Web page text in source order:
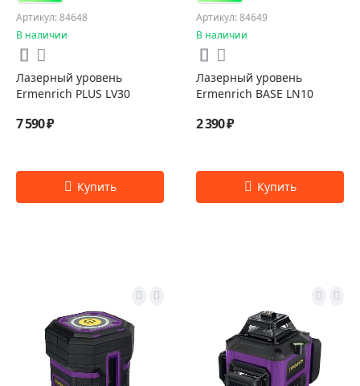
Артикул: 84648
В наличии
Лазерный уровень
Ermenrich PLUS LV30
7 590 ₽
Артикул: 84649
В наличии
Лазерный уровень
Ermenrich BASE LN10
2 390 ₽